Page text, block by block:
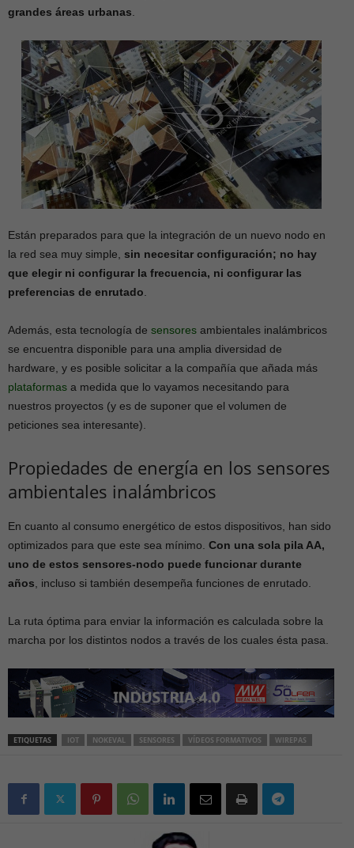
grandes áreas urbanas
Están preparados para que la integración de un nuevo nodo en
la red sea muy simple, sin necesitar configuración; no hay
que elegir ni configurar la frecuencia, ni configurar las
preferencias de enrutado
Además, esta tecnología de sensores ambientales inalámbricos
se encuentra disponible para una amplia diversidad de
hardware, y es posible solicitar a la compañía que añada más
plataformas a medida que lo vayamos necesitando para
nuestros proyectos (y es de suponer que el volumen de
peticiones sea interesante).
Propiedades de energía en los sensores
ambientales inalámbricos
En cuanto al consumo energético de estos dispositivos, han sido
optimizados para que este sea mínimo. Con una sola pila AA,
uno de estos sensores-nodo puede funcionar durante
años , incluso si también desempeña funciones de enrutado.
La ruta óptima para enviar la información es calculada sobre la
marcha por los distintos nodos a través de los cuales ésta pasa.
ETIQUETAS IOT NOKEVAL SENSORES VÍDEOS FORMATIVOS WIREPAS